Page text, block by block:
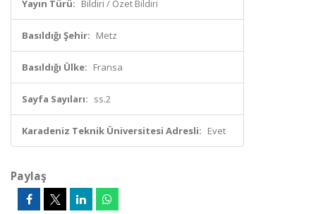
Yayın Türü: Bildiri / Özet Bildiri
Basıldığı Şehir: Metz
Basıldığı Ülke: Fransa
Sayfa Sayıları: ss.2
Karadeniz Teknik Üniversitesi Adresli: Evet
Paylaş